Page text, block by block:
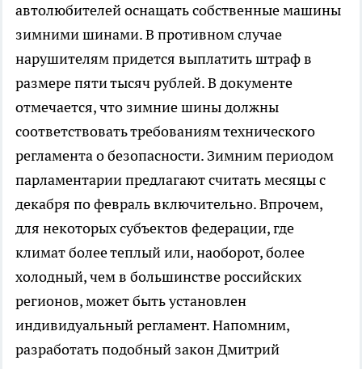
автолюбителей оснащать собственные машины
зимними шинами. В противном случае
нарушителям придется выплатить штраф в
размере пяти тысяч рублей. В документе
отмечается, что зимние шины должны
соответствовать требованиям технического
регламента о безопасности. Зимним периодом
парламентарии предлагают считать месяцы с
декабря по февраль включительно. Впрочем,
для некоторых субъектов федерации, где
климат более теплый или, наоборот, более
холодный, чем в большинстве российских
регионов, может быть установлен
индивидуальный регламент. Напомним,
разработать подобный закон Дмитрий